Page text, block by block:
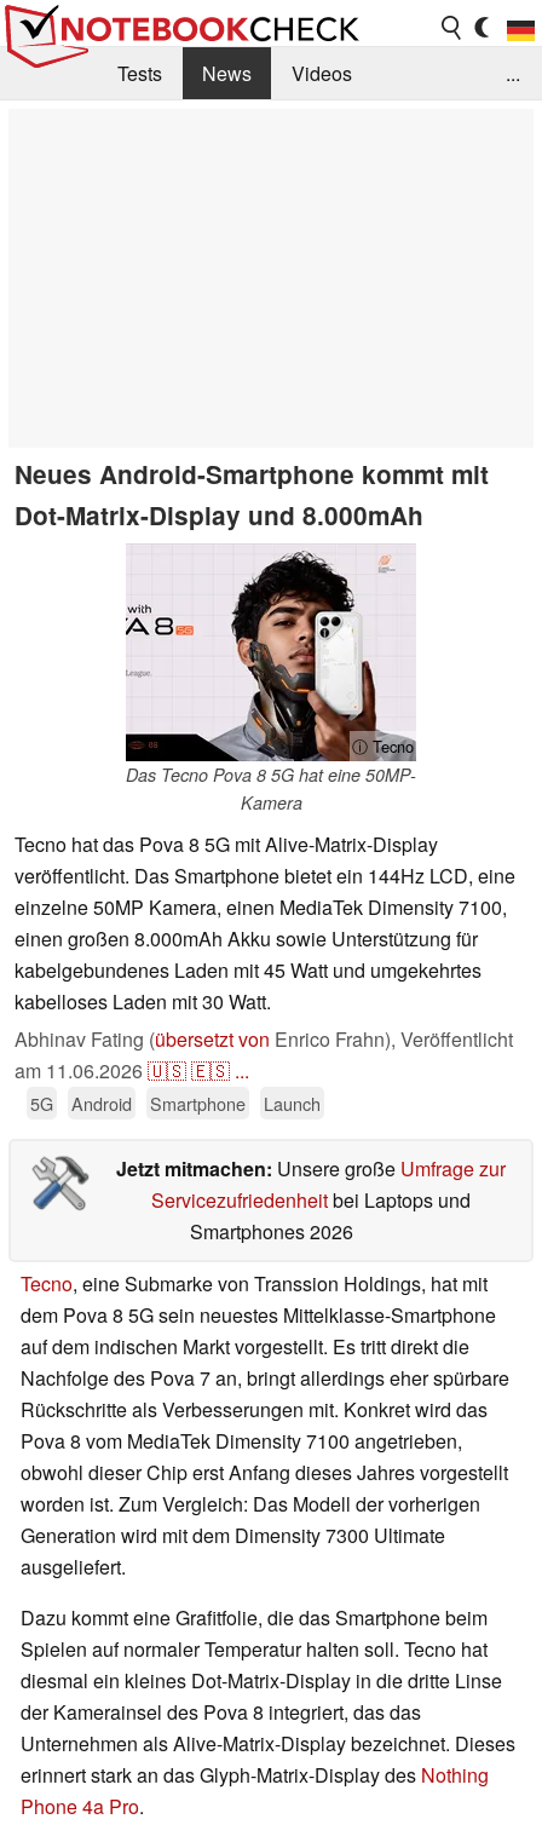
Tests News
Videos
...
Neues Android-Smartphone kommt mit
Dot-Matrix-Display und 8.000mAh
ⓘ Tecno
Das Tecno Pova 8 5G hat eine 50MP-
Kamera
Tecno hat das Pova 8 5G mit Alive-Matrix-Display
veröffentlicht. Das Smartphone bietet ein 144Hz LCD, eine
einzelne 50MP Kamera, einen MediaTek Dimensity 7100,
einen großen 8.000mAh Akku sowie Unterstützung für
kabelgebundenes Laden mit 45 Watt und umgekehrtes
kabelloses Laden mit 30 Watt.
Abhinav Fating (übersetzt von Enrico Frahn), Veröffentlicht
am 11.06.2026🇺🇸🇪🇸 ...
5G Android Smartphone Launch
Jetzt mitmachen: Unsere große Umfrage zur
Servicezufriedenheitbei Laptops und
Smartphones 2026
Tecno, eine Submarke von Transsion Holdings, hat mit
dem Pova 8 5G sein neuestes Mittelklasse-Smartphone
auf dem indischen Markt vorgestellt. Es tritt direkt die
Nachfolge des Pova 7 an, bringt allerdings eher spürbare
Rückschritte als Verbesserungen mit. Konkret wird das
Pova 8 vom MediaTek Dimensity 7100 angetrieben,
obwohl dieser Chip erst Anfang dieses Jahres vorgestellt
worden ist. Zum Vergleich: Das Modell der vorherigen
Generation wird mit dem Dimensity 7300 Ultimate
ausgeliefert.
Dazu kommt eine Grafitfolie, die das Smartphone beim
Spielen auf normaler Temperatur halten soll. Tecno hat
diesmal ein kleines Dot-Matrix-Display in die dritte Linse
der Kamerainsel des Pova 8 integriert, das das
Unternehmen als Alive-Matrix-Display bezeichnet. Dieses
erinnert stark an das Glyph-Matrix-Display des Nothing
Phone 4a Pro.